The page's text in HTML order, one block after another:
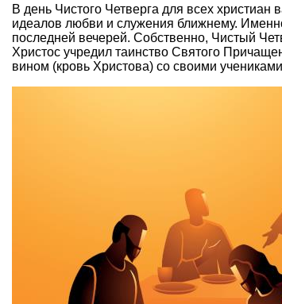
В день Чистого Четверга для всех
идеалов любви и служения ближнему.
последней вечерей. Собственно, Чистый
Христос учредил таинство Святого
вином (кровь Христова) со своими